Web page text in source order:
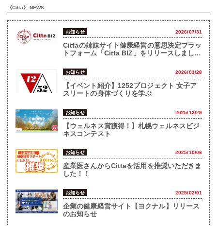
《Citta》 NEWS
お知らせ 2026/07/31
Cittaの姉妹サイト健康経営の意思決定プラッ
トフォーム「Citta BIZ」をリリースしまし
お知らせ 2026/01/28
【イベント紹介】1252プロジェクト 女子ア
スリートの身体づくりを学ぶ
お知らせ 2025/12/29
【ウェルネス賞獲得！】札幌ウェルネスビジ
ネスコンテスト
お知らせ 2025/10/06
産業医さんからCittaを活用を推奨いただきま
した！！
お知らせ 2025/02/01
企業の健康経営サイト【ヨクナル】リリース
のお知らせ